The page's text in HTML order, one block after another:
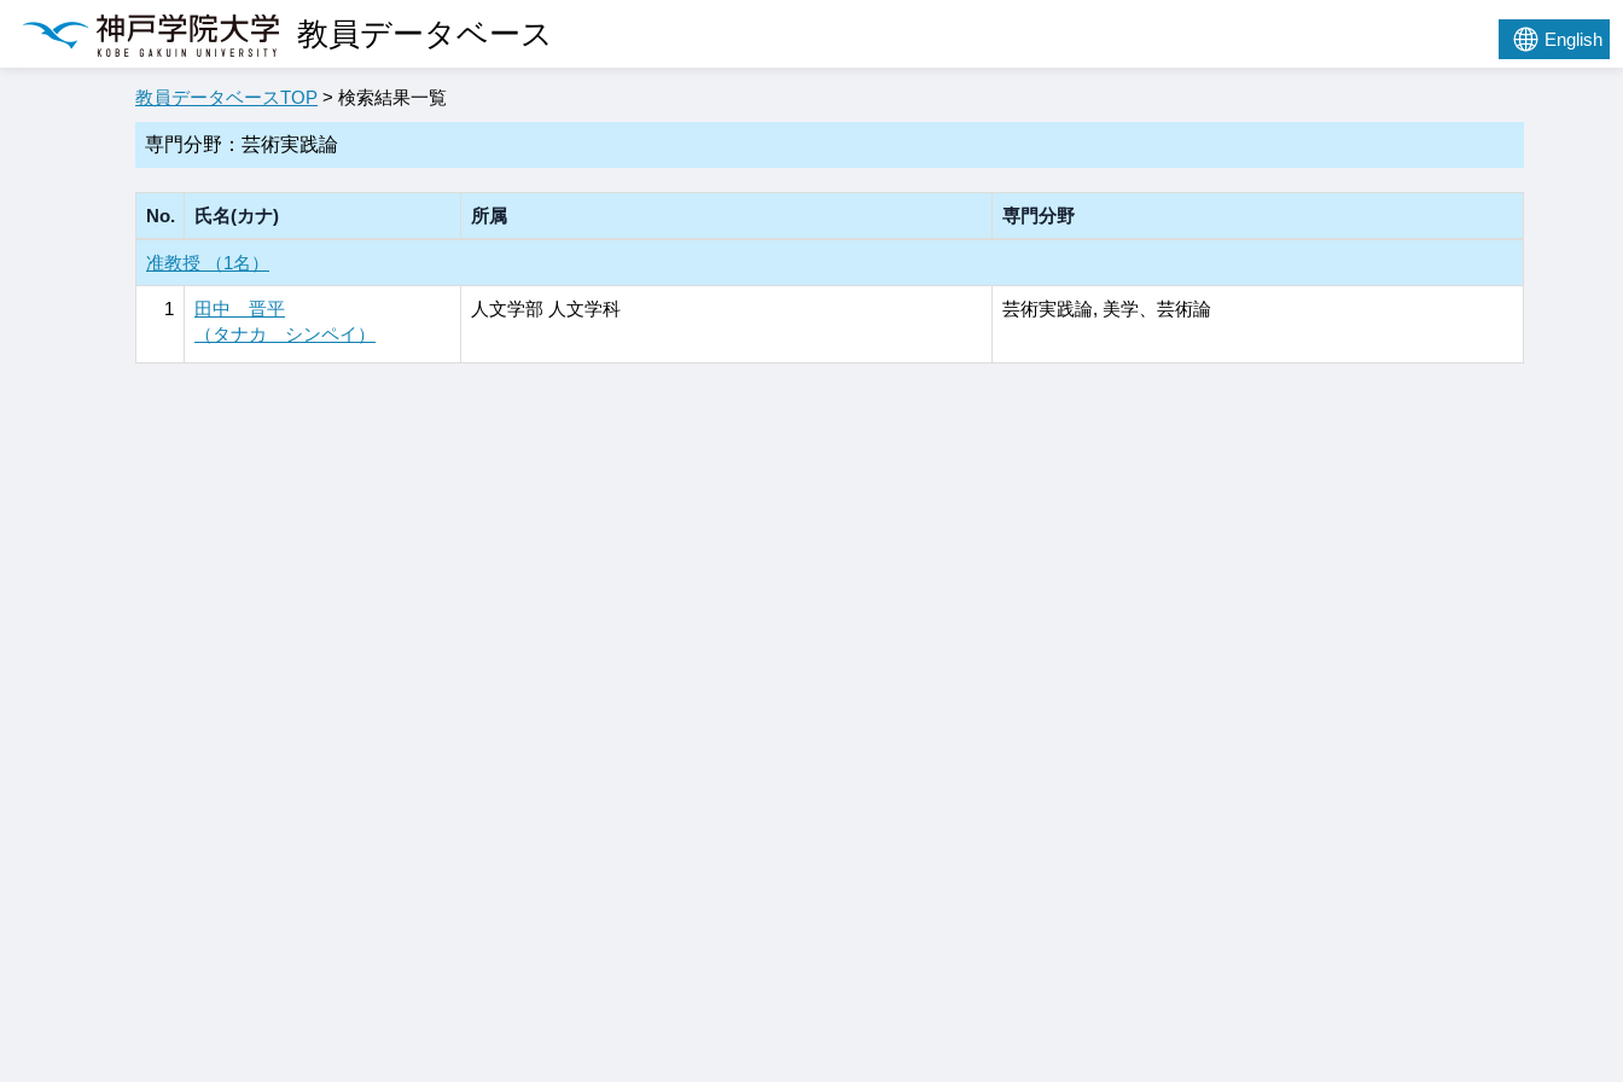
教員データベース English
教員データベースTOP > 検索結果一覧
専門分野：芸術実践論
No. 氏名(カナ) 所属 専門分野
准教授 （1名）
1
田中 晋平
（タナカ シンペイ）
人文学部 人文学科 芸術実践論, 美学、芸術論